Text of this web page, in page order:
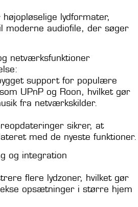
lydformater,
moderne audiofile, der søger
netværksfunktioner
support for populære
UPnP og Roon, hvilket gør
fra netværkskilder.
sikrer, at
med de nyeste funktioner.
og integration
flere lydzoner, hvilket gør
opsætninger i større hjem